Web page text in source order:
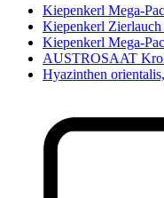
Kiepenkerl Mega-
Kiepenkerl Zierlauch
Kiepenkerl Mega-
AUSTROSAAT
Hyazinthen